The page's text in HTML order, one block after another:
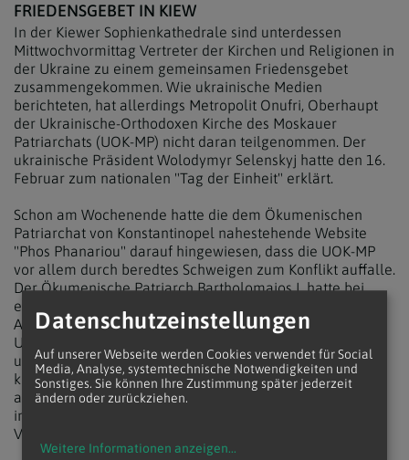
FRIEDENSGEBET IN KIEW
In der Kiewer Sophienkathedrale sind unterdessen
Mittwochvormittag Vertreter der Kirchen und Religionen in
der Ukraine zu einem gemeinsamen Friedensgebet
zusammengekommen. Wie ukrainische Medien
berichteten, hat allerdings Metropolit Onufri, Oberhaupt
der Ukrainische-Orthodoxen Kirche des Moskauer
Patriarchats (UOK-MP) nicht daran teilgenommen. Der
ukrainische Präsident Wolodymyr Selenskyj hatte den 16.
Februar zum nationalen "Tag der Einheit" erklärt.
Schon am Wochenende hatte die dem Ökumenischen
Patriarchat von Konstantinopel nahestehende Website
"Phos Phanariou" darauf hingewiesen, dass die UOK-MP
vor allem durch beredtes Schweigen zum Konflikt auffalle.
Der Ökumenische Patriarch Bartholomaios I. hatte bei
einem Gottesdienst in Istanbul zum Frieden und zur
Achtung des Völkerrechts aufgerufen und zugleich die
UOK-MP für dieses Schweigen heftig kritisiert: "Schweigen
und Gleichgültigkeit stehen da nicht zur Wahl. Es gibt
keinen Frieden ohne beständige Wachsamkeit. Wir sind
alle zum Frieden bestimmt, das heißt zu
immerwährendem Ringen für seine Begründung und
Verteidigung", so der Patriarch wörtlich.
Datenschutzeinstellungen
Auf unserer Webseite werden Cookies verwendet für Social
Media, Analyse, systemtechnische Notwendigkeiten und
Sonstiges. Sie können Ihre Zustimmung später jederzeit
ändern oder zurückziehen.
Weitere Informationen anzeigen...